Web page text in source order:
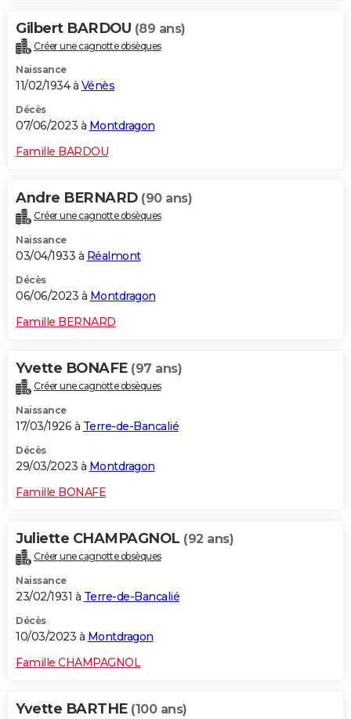
Gilbert BARDOU (89 ans)
Créer une cagnotte obsèques
Naissance
11/02/1934 à Vénès
Décès
07/06/2023 à Montdragon
Famille BARDOU
Andre BERNARD (90 ans)
Créer une cagnotte obsèques
Naissance
03/04/1933 à Réalmont
Décès
06/06/2023 à Montdragon
Famille BERNARD
Yvette BONAFE (97 ans)
Créer une cagnotte obsèques
Naissance
17/03/1926 à Terre-de-Bancalié
Décès
29/03/2023 à Montdragon
Famille BONAFE
Juliette CHAMPAGNOL (92 ans)
Créer une cagnotte obsèques
Naissance
23/02/1931 à Terre-de-Bancalié
Décès
10/03/2023 à Montdragon
Famille CHAMPAGNOL
Yvette BARTHE (100 ans)